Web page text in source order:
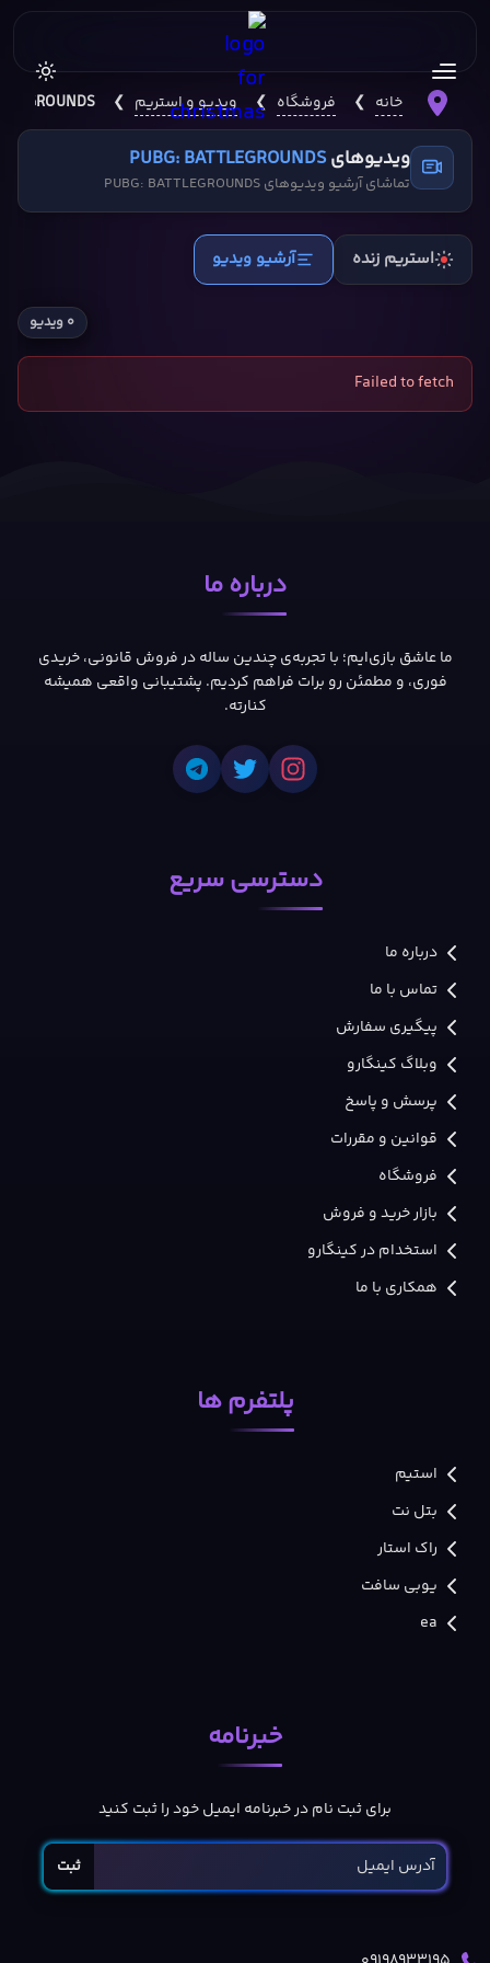
خانه ❯ فروشگاه ❯ ویدیو و استریم ❯
ویدیوهایPUBG: BATTLEGROUNDS
تماشای آرشیو ویدیوهای PUBG: BATTLEGROUNDS
استریم زنده آرشیو ویدیو
۰ ویدیو
Failed to fetch
درباره ما
ما عاشق بازی‌ایم؛ با تجربه‌ی چندین ساله در فروش قانونی، خریدی
فوری، و مطمئن رو برات فراهم کردیم. پشتیبانی واقعی همیشه
کنارته.
دسترسی سریع
درباره ما
تماس با ما
پیگیری سفارش
وبلاگ کینگارو
پرسش و پاسخ
قوانین و مقررات
فروشگاه
بازار خرید و فروش
استخدام در کینگارو
همکاری با ما
پلتفرم ها
استیم
بتل نت
راک استار
یوبی سافت
ea
خبرنامه
برای ثبت نام در خبرنامه ایمیل خود را ثبت کنید
ثبت